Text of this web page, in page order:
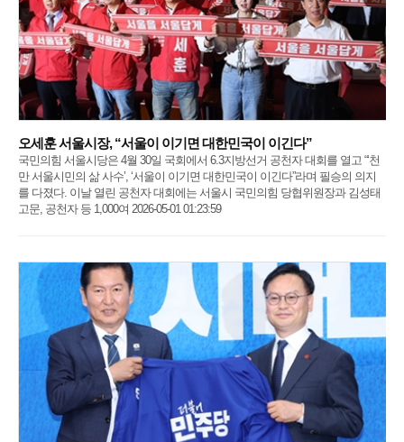
오세훈 서울시장, “서울이 이기면 대한민국이 이긴다”
국민의힘 서울시당은 4월 30일 국회에서 6.3지방선거 공천자 대회를 열고 “‘천
만 서울시민의 삶 사수’, ‘서울이 이기면 대한민국이 이긴다”라며 필승의 의지
를 다졌다. 이날 열린 공천자 대회에는 서울시 국민의힘 당협위원장과 김성태
고문, 공천자 등 1,000여 2026-05-01 01:23:59